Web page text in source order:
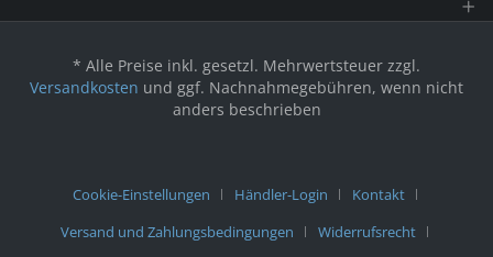
* Alle Preise inkl. gesetzl. Mehrwertsteuer zzgl.
Versandkosten und ggf. Nachnahmegebühren, wenn nicht
anders beschrieben
Cookie-Einstellungen Händler-Login
Kontakt
Versand und Zahlungsbedingungen
Widerrufsrecht